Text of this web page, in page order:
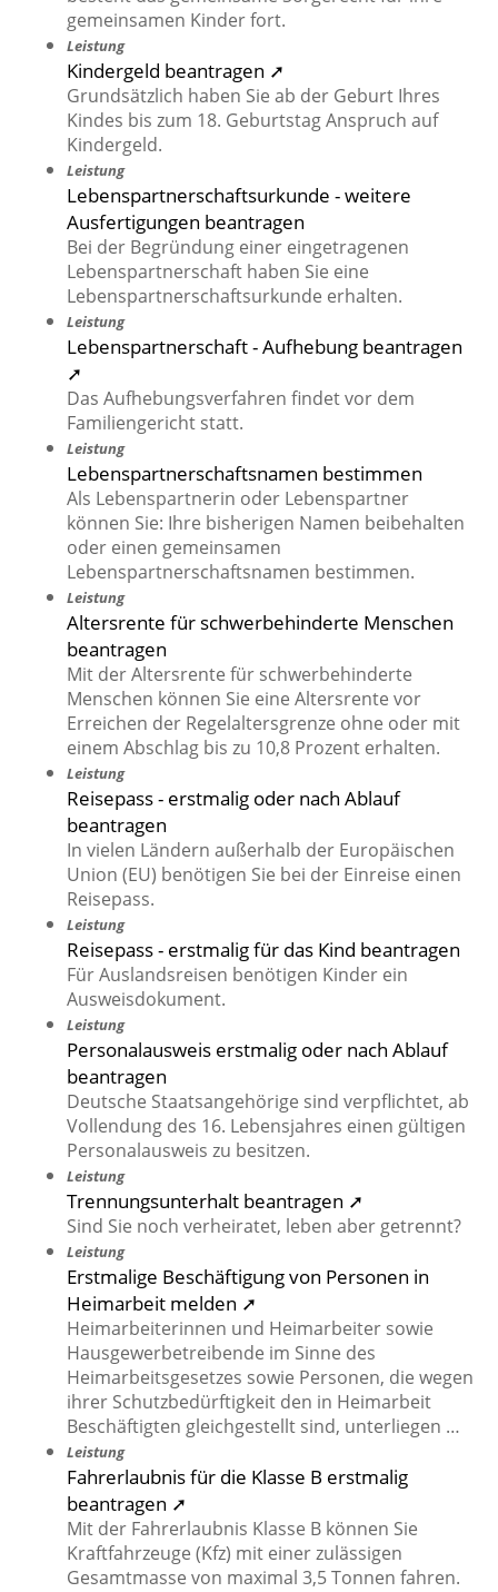
gemeinsamen Kinder fort.
Leistung
Kindergeld beantragen ➚
Grundsätzlich haben Sie ab der Geburt Ihres
Kindes bis zum 18. Geburtstag Anspruch auf
Kindergeld.
Leistung
Lebenspartnerschaftsurkunde - weitere
Ausfertigungen beantragen
Bei der Begründung einer eingetragenen
Lebenspartnerschaft haben Sie eine
Lebenspartnerschaftsurkunde erhalten.
Leistung
Lebenspartnerschaft - Aufhebung beantragen
➚
Das Aufhebungsverfahren findet vor dem
Familiengericht statt.
Leistung
Lebenspartnerschaftsnamen bestimmen
Als Lebenspartnerin oder Lebenspartner
können Sie: Ihre bisherigen Namen beibehalten
oder einen gemeinsamen
Lebenspartnerschaftsnamen bestimmen.
Leistung
Altersrente für schwerbehinderte Menschen
beantragen
Mit der Altersrente für schwerbehinderte
Menschen können Sie eine Altersrente vor
Erreichen der Regelaltersgrenze ohne oder mit
einem Abschlag bis zu 10,8 Prozent erhalten.
Leistung
Reisepass - erstmalig oder nach Ablauf
beantragen
In vielen Ländern außerhalb der Europäischen
Union (EU) benötigen Sie bei der Einreise einen
Reisepass.
Leistung
Reisepass - erstmalig für das Kind beantragen
Für Auslandsreisen benötigen Kinder ein
Ausweisdokument.
Leistung
Personalausweis erstmalig oder nach Ablauf
beantragen
Deutsche Staatsangehörige sind verpflichtet, ab
Vollendung des 16. Lebensjahres einen gültigen
Personalausweis zu besitzen.
Leistung
Trennungsunterhalt beantragen ➚
Sind Sie noch verheiratet, leben aber getrennt?
Leistung
Erstmalige Beschäftigung von Personen in
Heimarbeit melden ➚
Heimarbeiterinnen und Heimarbeiter sowie
Hausgewerbetreibende im Sinne des
Heimarbeitsgesetzes sowie Personen, die wegen
ihrer Schutzbedürftigkeit den in Heimarbeit
Beschäftigten gleichgestellt sind, unterliegen …
Leistung
Fahrerlaubnis für die Klasse B erstmalig
beantragen ➚
Mit der Fahrerlaubnis Klasse B können Sie
Kraftfahrzeuge (Kfz) mit einer zulässigen
Gesamtmasse von maximal 3,5 Tonnen fahren.